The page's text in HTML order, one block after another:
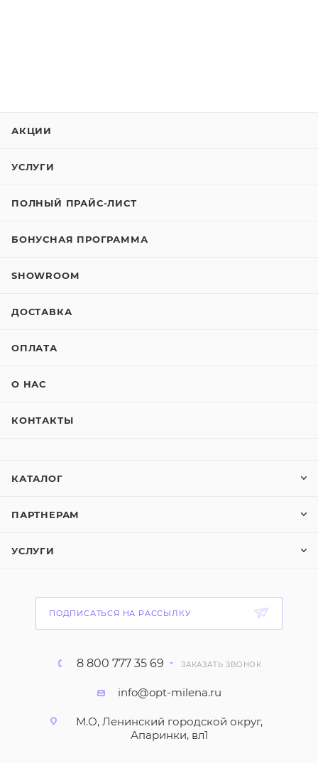
АКЦИИ
УСЛУГИ
ПОЛНЫЙ ПРАЙС-ЛИСТ
БОНУСНАЯ ПРОГРАММА
SHOWROOM
ДОСТАВКА
ОПЛАТА
О НАС
КОНТАКТЫ
КАТАЛОГ
ПАРТНЕРАМ
УСЛУГИ
ПОДПИСАТЬСЯ НА РАССЫЛКУ
8 800 777 35 69 ЗАКАЗАТЬ ЗВОНОК
info@opt-milena.ru
М.О, Ленинский городской округ,
Апаринки, вл1